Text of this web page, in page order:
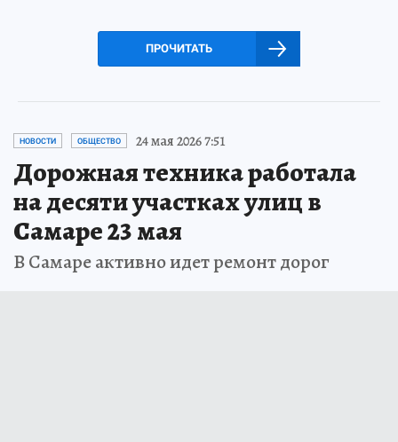
ПРОЧИТАТЬ
НОВОСТИ ОБЩЕСТВО 24 мая 2026 7:51
Дорожная техника работала
на десяти участках улиц в
Самаре 23 мая
В Самаре активно идет ремонт дорог